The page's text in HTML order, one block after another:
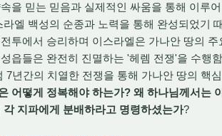
을 믿는 믿음과 실제적인 싸움을 통해 이루
엘 백성의 순종과 노력을 통해 완성되었기
투에서 승리하며 이스라엘은 가나안 땅의
읍들은 완전히 진멸하는 '헤렘 전쟁'을 수행
7년간의 치열한 전쟁을 통해 가나안 땅의 핵
어떻게 정복해야 하는가? 왜 하나님께서는
지파에게 분배하라고 명령하셨는가?